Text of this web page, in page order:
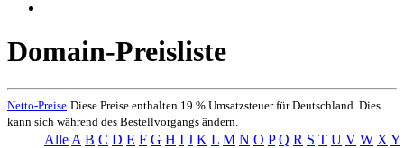
Domain-Preisliste
Netto-Preise Diese Preise enthalten 19 % Umsatzsteuer für Deutschland. Dies
kann sich während des Bestellvorgangs ändern.
Alle A B C D E F G H I J K L M N O P Q R S T U V W X Y